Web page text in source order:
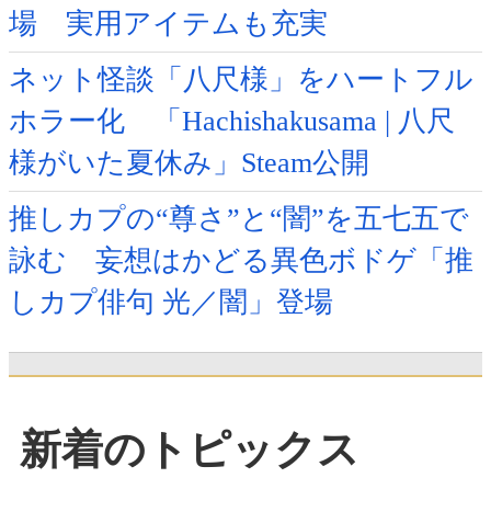
場 実用アイテムも充実
ネット怪談「八尺様」をハートフル
ホラー化 「Hachishakusama | 八尺
様がいた夏休み」Steam公開
推しカプの“尊さ”と“闇”を五七五で
詠む 妄想はかどる異色ボドゲ「推
しカプ俳句 光／闇」登場
新着のトピックス